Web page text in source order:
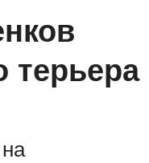
терьера